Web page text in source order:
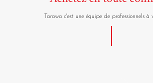
Tarawa c'est une équipe de professionnels à